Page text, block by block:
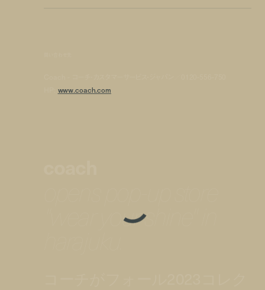
www.coach.com
"wear your shine" in